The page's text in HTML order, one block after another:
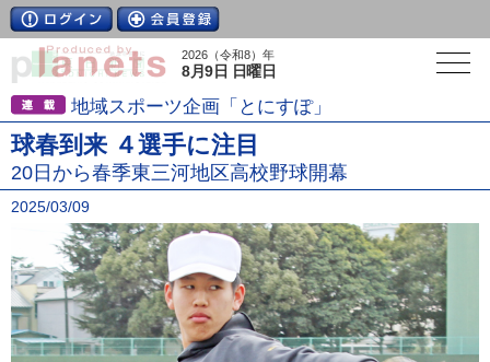
2026（令和8）年
8月9日 日曜日
地域スポーツ企画「とにすぽ」
球春到来 ４選手に注目
20日から春季東三河地区高校野球開幕
2025/03/09